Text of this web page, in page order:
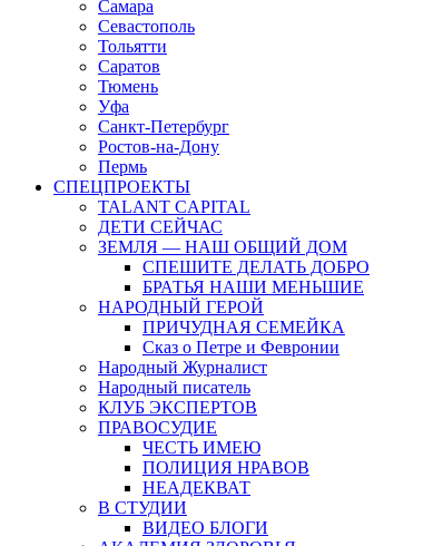
Самара
Севастополь
Тольятти
Саратов
Тюмень
Уфа
Санкт-Петербург
Ростов-на-Дону
Пермь
СПЕЦПРОЕКТЫ
TALANT CAPITAL
ДЕТИ СЕЙЧАС
ЗЕМЛЯ — НАШ ОБЩИЙ ДОМ
СПЕШИТЕ ДЕЛАТЬ ДОБРО
БРАТЬЯ НАШИ МЕНЬШИЕ
НАРОДНЫЙ ГЕРОЙ
ПРИЧУДНАЯ СЕМЕЙКА
Сказ о Петре и Февронии
Народный Журналист
Народный писатель
КЛУБ ЭКСПЕРТОВ
ПРАВОСУДИЕ
ЧЕСТЬ ИМЕЮ
ПОЛИЦИЯ НРАВОВ
НЕАДЕКВАТ
В СТУДИИ
ВИДЕО БЛОГИ